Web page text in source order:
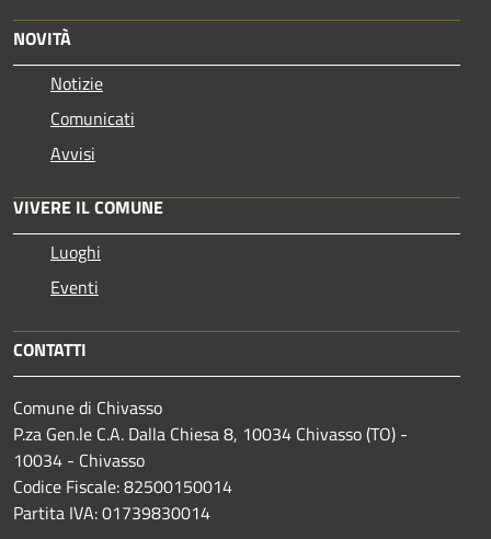
NOVITÀ
Notizie
Comunicati
Avvisi
VIVERE IL COMUNE
Luoghi
Eventi
CONTATTI
Comune di Chivasso
P.za Gen.le C.A. Dalla Chiesa 8, 10034 Chivasso (TO) -
10034 - Chivasso
Codice Fiscale: 82500150014
Partita IVA: 01739830014